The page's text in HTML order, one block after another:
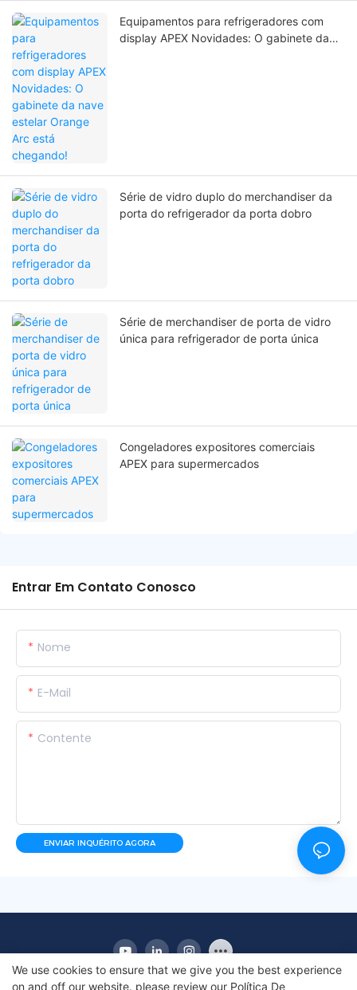
Equipamentos para refrigeradores com
display APEX Novidades: O gabinete da
Série de vidro duplo do merchandiser da
porta do refrigerador da porta dobro
Série de merchandiser de porta de vidro
única para refrigerador de porta única
Congeladores expositores comerciais
APEX para supermercados
Entrar Em Contato Conosco
Nome
E-Mail
Contente
ENVIAR INQUÉRITO AGORA
We use cookies to ensure that we give you the best experience
on and off our website. please review our Política De